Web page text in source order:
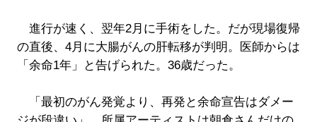
進行が速く、翌年2月に手術をした。だが現場復帰
の直後、4月に大腸がんの肝転移が判明。医師からは
「余命1年」と告げられた。36歳だった。
「最初のがん発覚より、再発と余命宣告はダメー